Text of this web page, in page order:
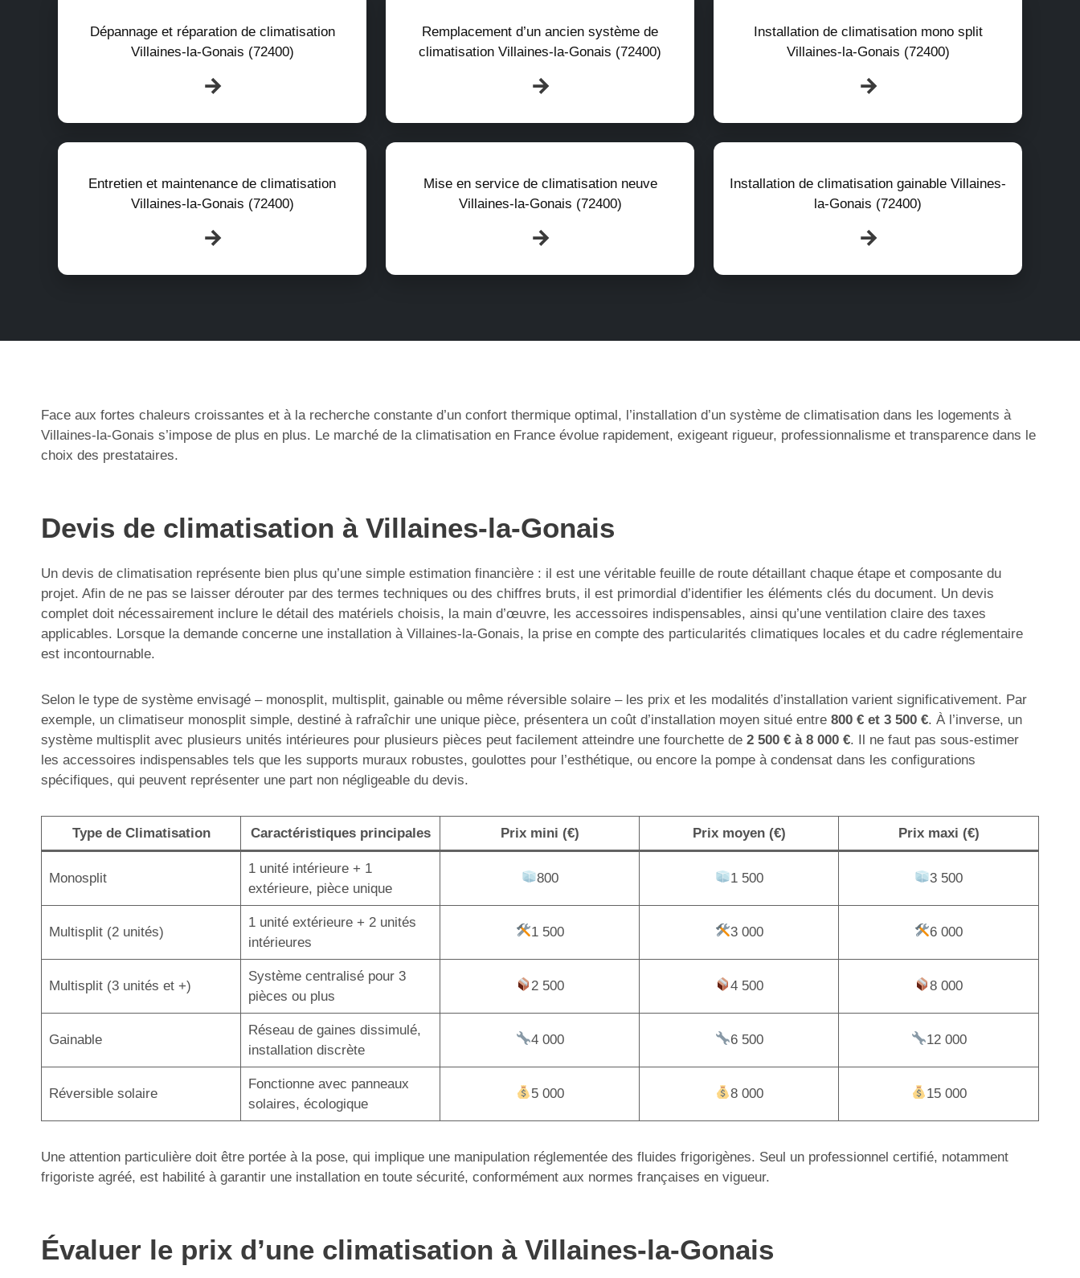
Dépannage et réparation de climatisation
Villaines-la-Gonais (72400)
Remplacement d’un ancien système de
climatisation Villaines-la-Gonais (72400)
Installation de climatisation mono split
Villaines-la-Gonais (72400)
Entretien et maintenance de climatisation
Villaines-la-Gonais (72400)
Mise en service de climatisation neuve
Villaines-la-Gonais (72400)
Installation de climatisation gainable Villaines-
la-Gonais (72400)
Face aux fortes chaleurs croissantes et à la recherche constante d’un confort thermique optimal, l’installation d’un système de climatisation dans les logements à
Villaines-la-Gonais s’impose de plus en plus. Le marché de la climatisation en France évolue rapidement, exigeant rigueur, professionnalisme et transparence dans le
choix des prestataires.
Devis de climatisation à Villaines-la-Gonais
Un devis de climatisation représente bien plus qu’une simple estimation financière : il est une véritable feuille de route détaillant chaque étape et composante du
projet. Afin de ne pas se laisser dérouter par des termes techniques ou des chiffres bruts, il est primordial d’identifier les éléments clés du document. Un devis
complet doit nécessairement inclure le détail des matériels choisis, la main d’œuvre, les accessoires indispensables, ainsi qu’une ventilation claire des taxes
applicables. Lorsque la demande concerne une installation à Villaines-la-Gonais, la prise en compte des particularités climatiques locales et du cadre réglementaire
est incontournable.
Selon le type de système envisagé – monosplit, multisplit, gainable ou même réversible solaire – les prix et les modalités d’installation varient significativement. Par
exemple, un climatiseur monosplit simple, destiné à rafraîchir une unique pièce, présentera un coût d’installation moyen situé entre 800 € et 3 500 €. À l’inverse, un
système multisplit avec plusieurs unités intérieures pour plusieurs pièces peut facilement atteindre une fourchette de 2 500 € à 8 000 €. Il ne faut pas sous-estimer
les accessoires indispensables tels que les supports muraux robustes, goulottes pour l’esthétique, ou encore la pompe à condensat dans les configurations
spécifiques, qui peuvent représenter une part non négligeable du devis.
Type de Climatisation Caractéristiques principales Prix mini (€) Prix moyen (€) Prix maxi (€)
Monosplit
1 unité intérieure + 1
extérieure, pièce unique
800 1 500 3 500
Multisplit (2 unités)
1 unité extérieure + 2 unités
intérieures
1 500 3 000 6 000
Multisplit (3 unités et +)
Système centralisé pour 3
pièces ou plus
2 500 4 500 8 000
Gainable
Réseau de gaines dissimulé,
installation discrète
4 000 6 500 12 000
Réversible solaire
Fonctionne avec panneaux
solaires, écologique
5 000 8 000 15 000
Une attention particulière doit être portée à la pose, qui implique une manipulation réglementée des fluides frigorigènes. Seul un professionnel certifié, notamment
frigoriste agréé, est habilité à garantir une installation en toute sécurité, conformément aux normes françaises en vigueur.
Évaluer le prix d’une climatisation à Villaines-la-Gonais